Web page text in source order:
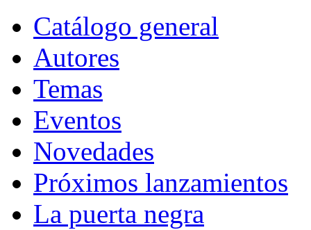
Catálogo general
Autores
Temas
Eventos
Novedades
Próximos lanzamientos
La puerta negra